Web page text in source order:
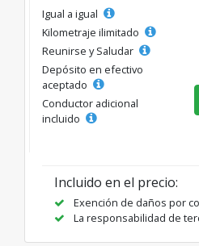
Igual a igual
Kilometraje ilimitado
Reunirse y Saludar
Depósito en efectivo
aceptado
Conductor adicional
incluido
Incluido en el precio:
Exención de daños por
La responsabilidad de